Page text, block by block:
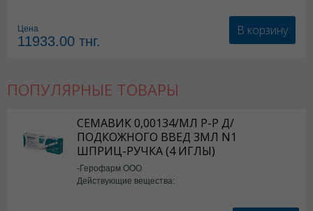
Цена
11933.00 тнг.
В корзину
ПОПУЛЯРНЫЕ ТОВАРЫ
СЕМАВИК 0,00134/МЛ Р-Р Д/
ПОДКОЖНОГО ВВЕД 3МЛ N1
ШПРИЦ-РУЧКА (4 ИГЛЫ)
-Герофарм ООО
Действующие вещества: